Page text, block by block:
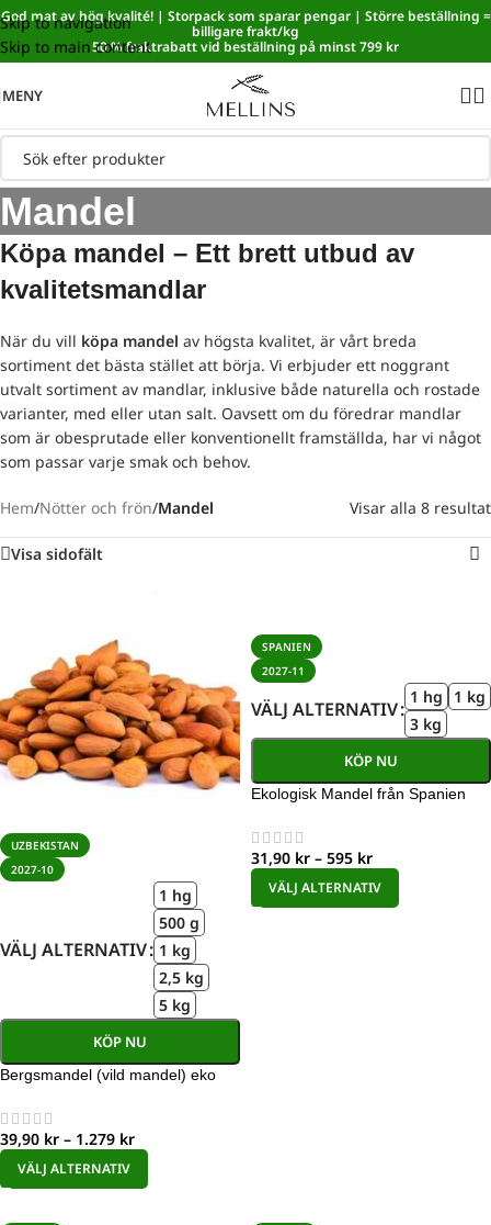
Skip to navigation
Skip to main content
Sänkt matmoms! I kassan dras automatiskt 5,35 % av från alla
varor.
God mat av hög kvalité! | Storpack som sparar pengar | Större beställning =
billigare frakt/kg
50 % fraktrabatt vid beställning på minst 799 kr
MENY
Mandel
Köpa mandel – Ett brett utbud av
kvalitetsmandlar
När du vill köpa mandel av högsta kvalitet, är vårt breda
sortiment det bästa stället att börja. Vi erbjuder ett noggrant
utvalt sortiment av mandlar, inklusive både naturella och rostade
varianter, med eller utan salt. Oavsett om du föredrar mandlar
som är obesprutade eller konventionellt framställda, har vi något
som passar varje smak och behov.
Hem/Nötter och frön/Mandel Visar alla 8 resultat
Visa sidofält
UZBEKISTAN
2027-10
VÄLJ ALTERNATIV
1 hg
500 g
1 kg
2,5 kg
5 kg
KÖP NU
Bergsmandel (vild mandel) eko
39,90 kr – 1.279 kr
VÄLJ ALTERNATIV
SPANIEN
2027-11
VÄLJ ALTERNATIV
1 hg
1 kg
3 kg
KÖP NU
Ekologisk Mandel från Spanien
31,90 kr – 595 kr
VÄLJ ALTERNATIV